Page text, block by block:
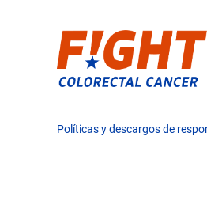
Políticas y descargos de